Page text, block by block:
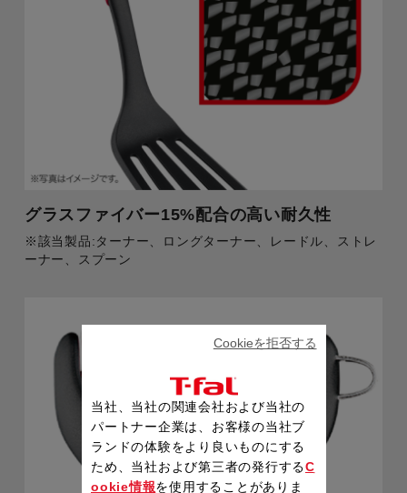
グラスファイバー15%配合の高い耐久性
※該当製品:ターナー、ロングターナー、レードル、ストレ
ーナー、スプーン
当社、当社の関連会社および当社の
パートナー企業は、お客様の当社ブ
ランドの体験をより良いものにする
ため、当社および第三者の発行するC
ookie情報を使用することがありま
Cookieを拒否する